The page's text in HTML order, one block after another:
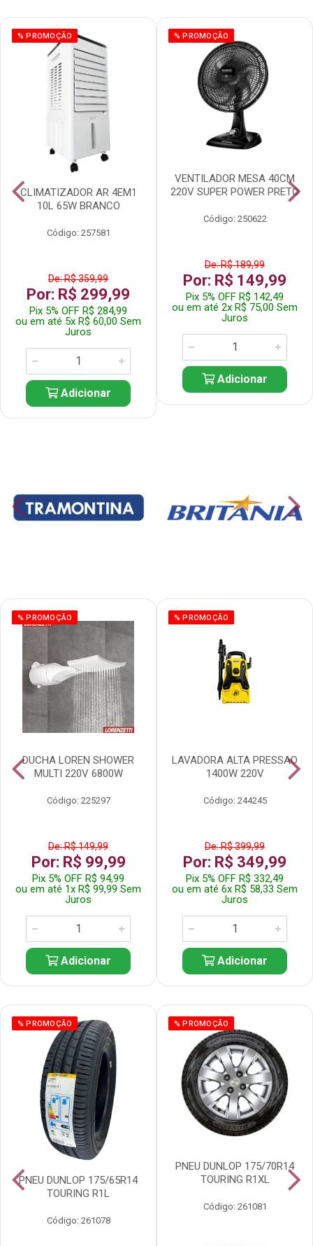
% PROMOÇÃO
CLIMATIZADOR AR 4EM1
10L 65W BRANCO
Código: 257581
De: R$ 359,99
Por: R$ 299,99
Pix 5% OFF R$ 284,99
ou em até 5x R$ 60,00 Sem
Juros
Adicionar
% PROMOÇÃO
VENTILADOR MESA 40CM
220V SUPER POWER PRETO
Código: 250622
De: R$ 189,99
Por: R$ 149,99
Pix 5% OFF R$ 142,49
ou em até 2x R$ 75,00 Sem
Juros
Adicionar
% PROMOÇÃO
DUCHA LOREN SHOWER
MULTI 220V 6800W
Código: 225297
De: R$ 149,99
Por: R$ 99,99
Pix 5% OFF R$ 94,99
ou em até 1x R$ 99,99 Sem
Juros
Adicionar
% PROMOÇÃO
LAVADORA ALTA PRESSAO
1400W 220V
Código: 244245
De: R$ 399,99
Por: R$ 349,99
Pix 5% OFF R$ 332,49
ou em até 6x R$ 58,33 Sem
Juros
Adicionar
% PROMOÇÃO
PNEU DUNLOP 175/65R14
TOURING R1L
Código: 261078
% PROMOÇÃO
PNEU DUNLOP 175/70R14
TOURING R1XL
Código: 261081